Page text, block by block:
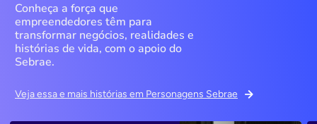
Conheça a força que
empreendedores têm para
transformar negócios, realidades e
histórias de vida, com o apoio do
Sebrae.
Veja essa e mais histórias em Personagens Sebrae